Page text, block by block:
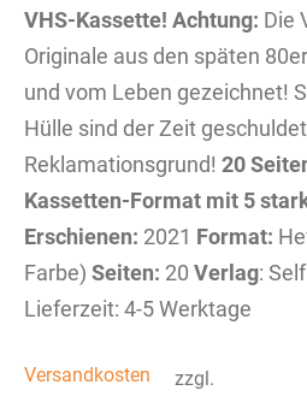
VHS-Kassette! Achtung: Die
Originale aus den späten
und vom Leben gezeichnet!
Hülle sind der Zeit
Reklamationsgrund! 20
Kassetten-Format mit 5
Erschienen: 2021 Format:
Farbe) Seiten: 20 Verlag:
Lieferzeit: 4-5 Werktage
zzgl.
Versandkosten